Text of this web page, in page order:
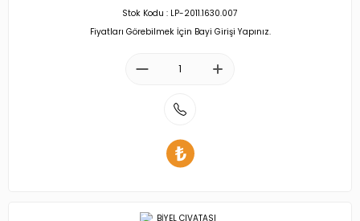
Stok Kodu : LP-2011.1630.007
Fiyatları Görebilmek İçin Bayi Girişi Yapınız.